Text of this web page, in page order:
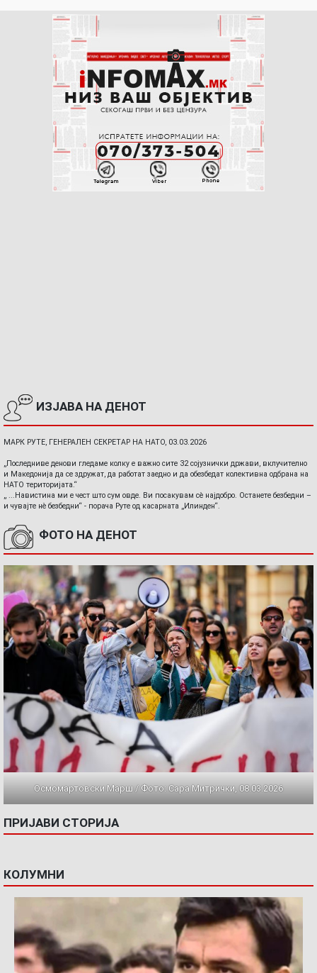
ИЗЈАВА НА ДЕНОТ
МАРК РУТЕ, ГЕНЕРАЛЕН СЕКРЕТАР НА НАТО, 03.03.2026
„Последниве денови гледаме колку е важно сите 32 сојузнички држави, вклучително
и Македонија да се здружат, да работат заедно и да обезбедат колективна одбрана на
НАТО територијата.“
„ ...Навистина ми е чест што сум овде. Ви посакувам сè најдобро. Останете безбедни –
и чувајте нè безбедни“ - порача Руте од касарната „Илинден“.
ФОТО НА ДЕНОТ
Осмомартовски Марш / Фото: Сара Митрички, 08.03.2026
ПРИЈАВИ СТОРИЈА
КОЛУМНИ